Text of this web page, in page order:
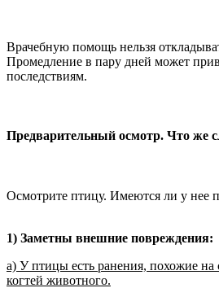
Врачебную помощь нельзя
Промедление в пару дней может
последствиям.
Предварительный осмотр. Что же
Осмотрите птицу. Имеются ли у нее
1) Заметны внешние повреждения:
а) У птицы есть ранения, похожие на
когтей животного.